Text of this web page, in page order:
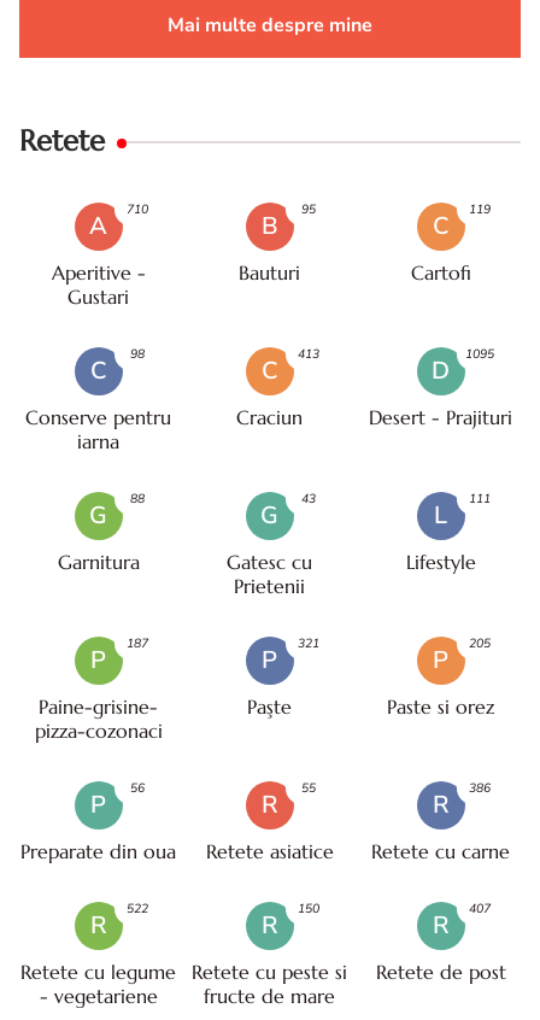
Mai multe despre mine
Retete
A
Aperitive -
Gustari
710
B
Bauturi
95
C
Cartofi
119
C
Conserve pentru
iarna
98
C
Craciun
413
D
Desert - Prajituri
1095
G
Garnitura
88
G
Gatesc cu
Prietenii
43
L
Lifestyle
111
P
Paine-grisine-
pizza-cozonaci
187
P
Paşte
321
P
Paste si orez
205
P
Preparate din oua
56
R
Retete asiatice
55
R
Retete cu carne
386
R
Retete cu legume
- vegetariene
522
R
Retete cu peste si
fructe de mare
150
R
Retete de post
407